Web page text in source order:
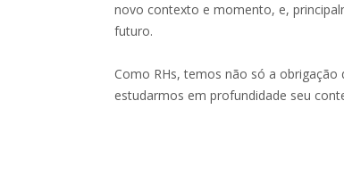
novo contexto e momento, e,
futuro.
Como RHs, temos não só a
estudarmos em profundidade seu